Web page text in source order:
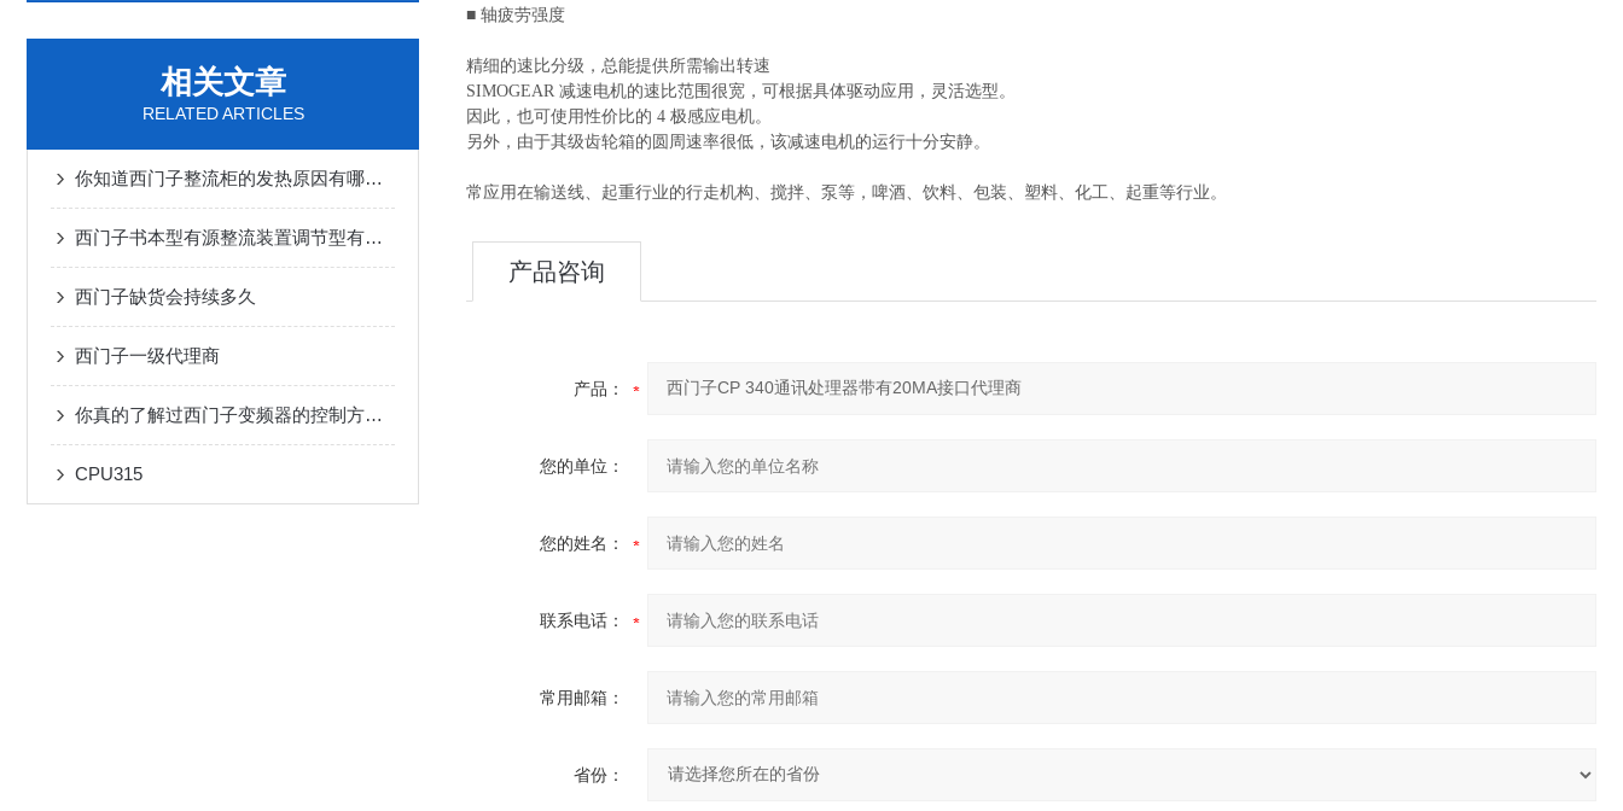
相关文章
RELATED ARTICLES
你知道西门子整流柜的发热原因有哪些吗
西门子书本型有源整流装置调节型有源整流装置
西门子缺货会持续多久
西门子一级代理商
你真的了解过西门子变频器的控制方法吗？
CPU315
■ 轴疲劳强度
精细的速比分级，总能提供所需输出转速
SIMOGEAR 减速电机的速比范围很宽，可根据具体驱动应用，灵活选型。
因此，也可使用性价比的 4 极感应电机。
另外，由于其级齿轮箱的圆周速率很低，该减速电机的运行十分安静。
常应用在输送线、起重行业的行走机构、搅拌、泵等，啤酒、饮料、包装、塑料、化工、起重等行业。
产品咨询
产品：
您的单位：
您的姓名：
联系电话：
常用邮箱：
省份：